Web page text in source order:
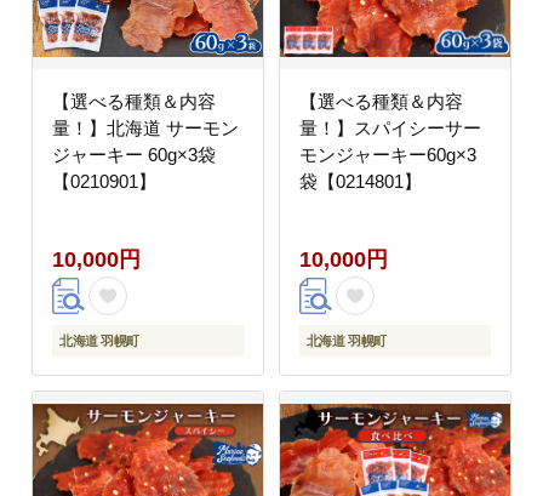
【選べる種類＆内容
量！】北海道 サーモン
ジャーキー 60g×3袋
【0210901】
10,000円
北海道 羽幌町
【選べる種類＆内容
量！】スパイシーサー
モンジャーキー60g×3
袋【0214801】
10,000円
北海道 羽幌町